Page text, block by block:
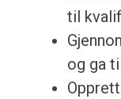
til
og ga